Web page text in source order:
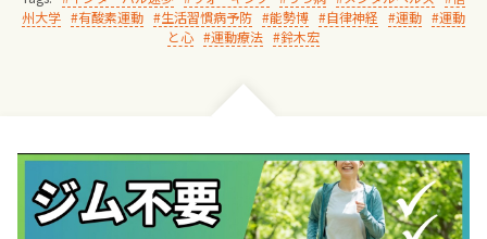
州大学
有酸素運動 生活習慣病予防 能勢博 自律神経 運動
運動
と心
運動療法 鈴木宏
診療料金
妊婦健診
お産について
親と子の結びつき支援